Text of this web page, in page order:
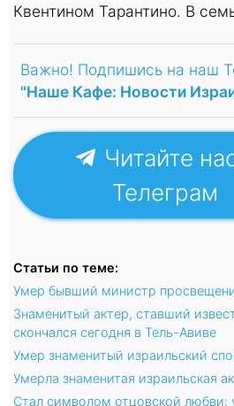
Квентином Тарантино. В
Важно! Подпишись на наш
"Наше Кафе: Новости
Читайте
Телеграм
Статьи по теме:
Умер бывший министр
Знаменитый актер, ставший
скончался сегодня в Тель-Авиве
Умер знаменитый израильский
Умерла знаменитая израильская
Стал символом отцовской любви: